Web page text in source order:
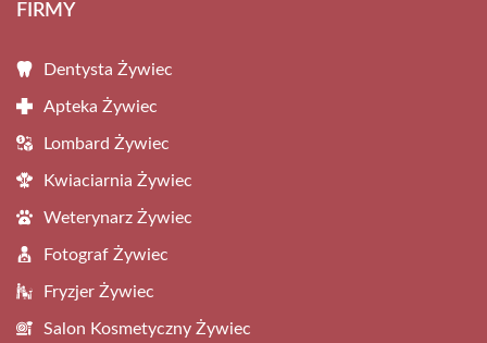
FIRMY
Dentysta Żywiec
Apteka Żywiec
Lombard Żywiec
Kwiaciarnia Żywiec
Weterynarz Żywiec
Fotograf Żywiec
Fryzjer Żywiec
Salon Kosmetyczny Żywiec